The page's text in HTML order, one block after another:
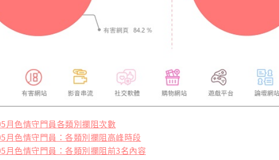
月色情守門員各類別攔阻次數
月色情守門員：各類別攔阻高峰時段
月色情守門員：各類別攔阻前3名內容